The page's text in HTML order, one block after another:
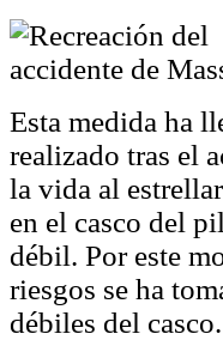
Esta medida ha
realizado tras el
la vida al
en el casco del
débil. Por este
riesgos se ha
débiles del casco.